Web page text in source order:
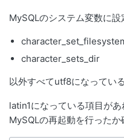
MySQLのシステム変数に
character_sets_dir
以外すべてutf8になってい
latin1になっている項目が
MySQLの再起動を行ったか